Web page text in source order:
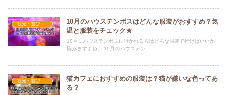
観光・遊びスポット×おすすめの服装
10月のハウステンボスはどんな服装がおすすめ？気
温と服装をチェック★
10月にハウステンボスに行かれる方はどんな服装で行けばいいか
悩みますよね。 10月のハウステン...
観光・遊びスポット×おすすめの服装
猫カフェにおすすめの服装は？猫が嫌いな色ってあ
る？